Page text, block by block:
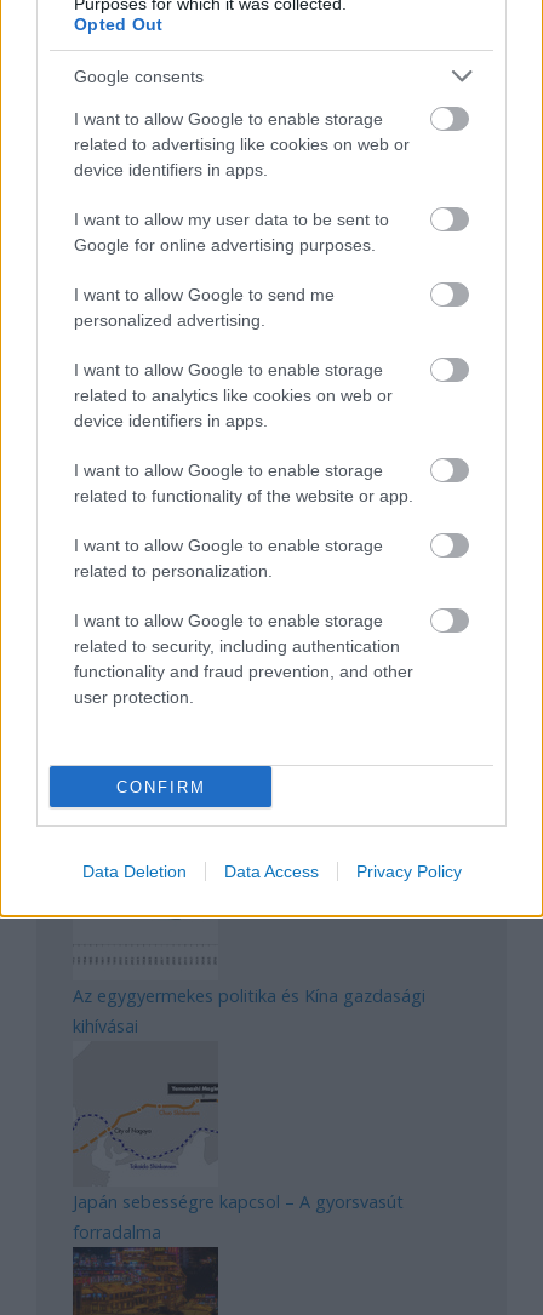
Opted Out
Google consents
I want to allow Google to enable storage
related to advertising like cookies on web or
device identifiers in apps.
I want to allow my user data to be sent to
Google for online advertising purposes.
I want to allow Google to send me
personalized advertising.
I want to allow Google to enable storage
related to analytics like cookies on web or
device identifiers in apps.
I want to allow Google to enable storage
related to functionality of the website or app.
I want to allow Google to enable storage
related to personalization.
I want to allow Google to enable storage
related to security, including authentication
functionality and fraud prevention, and other
user protection.
CONFIRM
Data Deletion Data Access Privacy Policy
A közlekedés mérföldkövei
A világ legveszélyesebb migrációs útvonalai: A
Közép-Mediterrán útvonal, A Darién-régió és az
Indiai-óceáni út
Manaus: a dzsungel szívének városa
Magyarország rejtett gyöngyszemei
Mik alakítják a gondolkodásod? Avagy a kognitív
torzítások
Az egygyermekes politika és Kína gazdasági
kihívásai
Japán sebességre kapcsol – A gyorsvasút
forradalma